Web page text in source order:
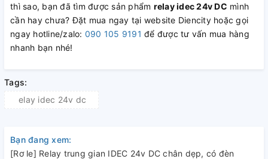
thì sao, bạn đã tìm được sản phẩm relay idec 24v DC mình
cần hay chưa? Đặt mua ngay tại website Diencity hoặc gọi
ngay hotline/zalo: 090 105 9191 để được tư vấn mua hàng
nhanh bạn nhé!
Tags:
elay idec 24v dc
Bạn đang xem:
[Rơ le] Relay trung gian IDEC 24v DC chân dẹp, có đèn